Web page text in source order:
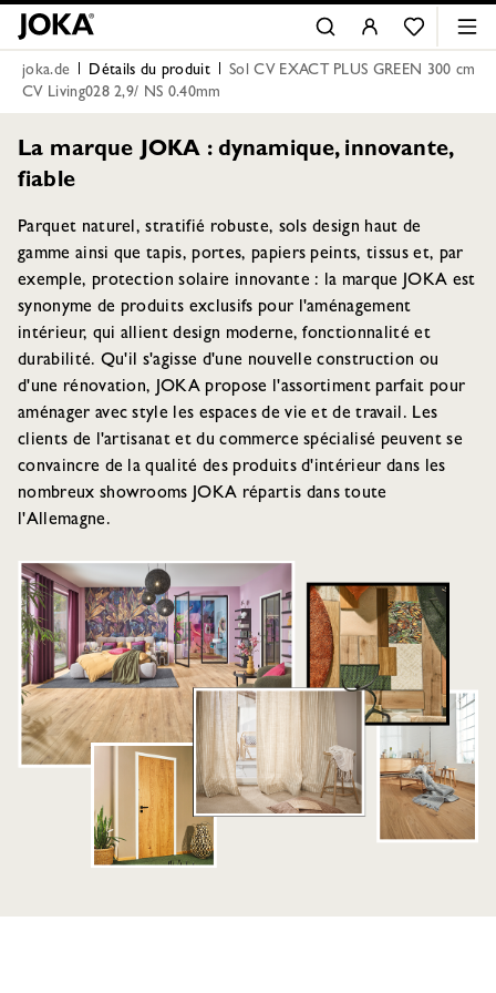
joka.de Détails du produit
Sol CV EXACT PLUS GREEN 300 cm
CV Living028 2,9/ NS 0.40mm
La marque JOKA : dynamique, innovante,
fiable
Parquet naturel, stratifié robuste, sols design haut de
gamme ainsi que tapis, portes, papiers peints, tissus et, par
exemple, protection solaire innovante : la marque JOKA est
synonyme de produits exclusifs pour l'aménagement
intérieur, qui allient design moderne, fonctionnalité et
durabilité. Qu'il s'agisse d'une nouvelle construction ou
d'une rénovation, JOKA propose l'assortiment parfait pour
aménager avec style les espaces de vie et de travail. Les
clients de l'artisanat et du commerce spécialisé peuvent se
convaincre de la qualité des produits d'intérieur dans les
nombreux showrooms JOKA répartis dans toute
l'Allemagne.